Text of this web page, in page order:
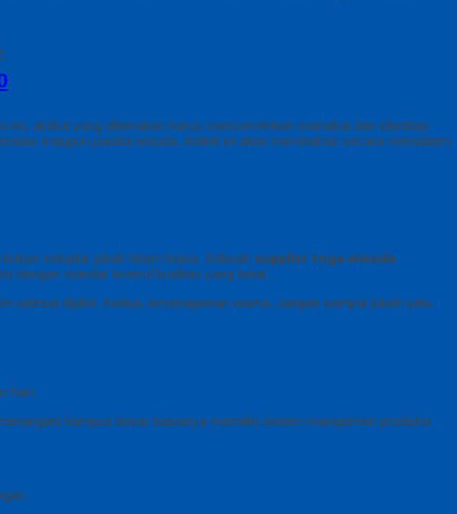
atribut yang dikenakan harus mencerminkan martabat dan identitas
maupun panitia wisuda. Artikel ini akan membahas secara mendalam
sekadar jubah hitam biasa. Sebuah supplier toga wisuda
dengan standar kontrol kualitas yang ketat.
selesai dijahit. Kedua, keseragaman warna. Jangan sampai jubah satu
hari:
kampus besar biasanya memiliki sistem manajemen produksi